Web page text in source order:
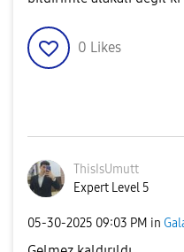
0 Likes
ThisIsUmutt
Expert Level 5
‎05-30-2025 09:03 PM in